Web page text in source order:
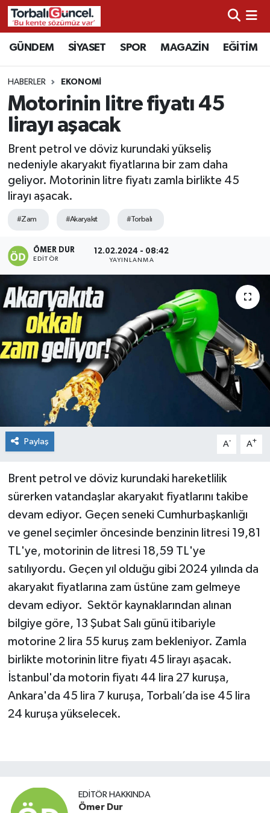
GÜNDEM SİYASET SPOR MAGAZİN EĞİTİM
HABERLER EKONOMİ
Motorinin litre fiyatı 45
lirayı aşacak
Brent petrol ve döviz kurundaki yükseliş
nedeniyle akaryakıt fiyatlarına bir zam daha
geliyor. Motorinin litre fiyatı zamla birlikte 45
lirayı aşacak.
#Zam #Akaryakıt #Torbalı
ÖMER DUR
EDITÖR
12.02.2024 - 08:42
YAYINLANMA
Paylaş A- A+
Brent petrol ve döviz kurundaki hareketlilik
sürerken vatandaşlar akaryakıt fiyatlarını takibe
devam ediyor. Geçen seneki Cumhurbaşkanlığı
ve genel seçimler öncesinde benzinin litresi 19,81
TL'ye, motorinin de litresi 18,59 TL'ye
satılıyordu. Geçen yıl olduğu gibi 2024 yılında da
akaryakıt fiyatlarına zam üstüne zam gelmeye
devam ediyor. Sektör kaynaklarından alınan
bilgiye göre, 13 Şubat Salı günü itibariyle
motorine 2 lira 55 kuruş zam bekleniyor. Zamla
birlikte motorinin litre fiyatı 45 lirayı aşacak.
İstanbul'da motorin fiyatı 44 lira 27 kuruşa,
Ankara'da 45 lira 7 kuruşa, Torbalı’da ise 45 lira
24 kuruşa yükselecek.
EDITÖR HAKKINDA
Ömer Dur
İzmir Nöbetçi Eczaneler
İzmir Hava Durumu
İzmir Namaz Vakitleri
İzmir Trafik Yoğunluk Haritası
Süper Lig Puan Durumu ve Fikstür
Tüm Manşetler
Haber Arşivi